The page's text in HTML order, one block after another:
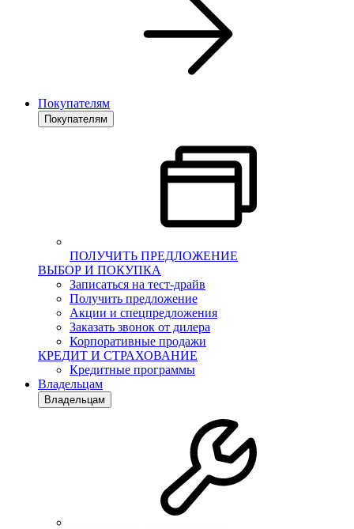
Покупателям
Покупателям
ПОЛУЧИТЬ ПРЕДЛОЖЕНИЕ
ВЫБОР И ПОКУПКА
Записаться на тест-драйв
Получить предложение
Акции и спецпредложения
Заказать звонок от дилера
Корпоративные продажи
КРЕДИТ И СТРАХОВАНИЕ
Кредитные программы
Владельцам
Владельцам